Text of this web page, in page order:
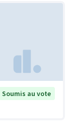
Soumis au vote